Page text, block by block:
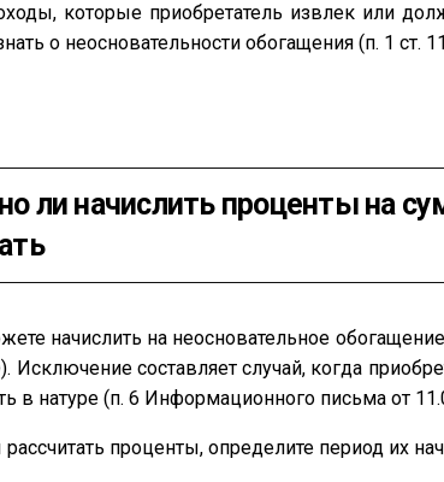
которые приобретатель извлек или
о неосновательности обогащения (п. 1 ст.
ли начислить проценты на
начислить на неосновательное
Исключение составляет случай, когда
в натуре (п. 6 Информационного письма от
проценты, определите период их